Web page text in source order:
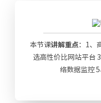
本节课讲解重点：1、
选高性价比网站平台
络数据监控